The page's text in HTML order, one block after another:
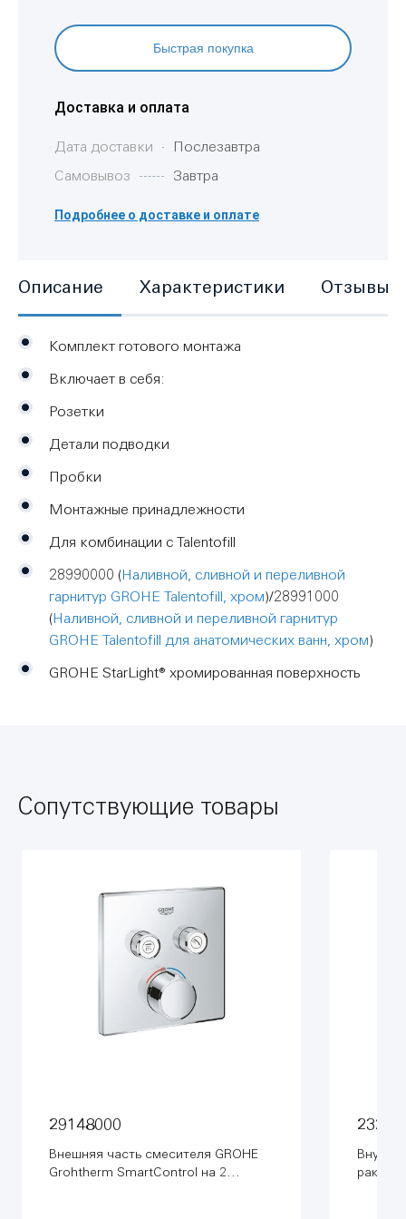
Быстрая покупка
Доставка и оплата
Дата доставки
Послезавтра
Самовывоз
Завтра
Подробнее о доставке и оплате
Описание
Комплект готового монтажа
Включает в себя:
Розетки
Детали подводки
Пробки
Монтажные принадлежности
Для комбинации с Talentofill
28990000 (Наливной, сливной и переливной
гарнитур GROHE Talentofill, хром)/28991000
(Наливной, сливной и переливной гарнитур
GROHE Talentofill для анатомических ванн, хром)
GROHE StarLight® хромированная поверхность
Характеристики Отзывы
Сопутствующие товары
29148000
Внешняя часть смесителя GROHE
Grohtherm SmartControl на 2